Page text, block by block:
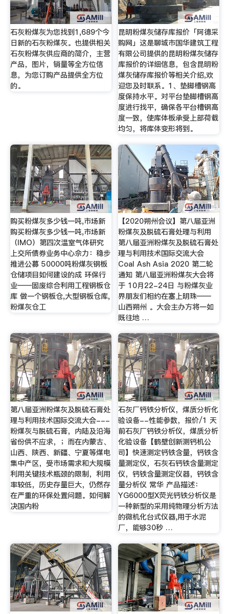
石灰粉煤灰为您找到1,689个今
日新的石灰粉煤灰。也提供相关
石灰粉煤灰供应商的简介，主营
产品，图片，销量等全方位信
息，为您订购产品提供全方位
的。
昆明粉煤灰储存库报价「阿德采
购网」这是聊城市国华建筑工程
有限公司提供的昆明粉煤灰储存
库报价的详细信息，包含昆明粉
煤灰储存库报价等相关介绍,欢
迎您及时联系。1、垫脚槽钢高
度保持水平。对平台垫脚槽钢高
度进行找平，确保各平台槽钢高
度一致，使库体板承受上部荷载
均匀，将库体变形将到。
购买粉煤灰多少钱一吨,市场新
购买粉煤灰多少钱一吨,市场新
（IMO）第四次温室气体研究
上交所债券业务中心佘力：稳步
推进公募 50000吨粉煤灰钢板
仓储项目如何建设的成 环保行
业——固废综合利用工程钢板仓
库 做一个钢板仓,大型钢板仓库,
粉煤灰仓工
【2020朔州会议】第八届亚洲
粉煤灰及脱硫石膏处理与利用
第八届亚洲粉煤灰及脱硫石膏处
理与利用技术国际交流大会
Coal Ash Asia 2020 第二轮
通知 第八届亚洲粉煤灰大会将
于 10月22-24日 与粉煤灰业
界朋友们相约在塞上明珠——
山西朔州 。大会主办方将一如
既往地 …
第八届亚洲粉煤灰及脱硫石膏处
理与利用技术国际交流大会---
粉煤灰与脱硫石膏，内陆及沿海
省份供不应求，；而在内蒙古、
山西、陕西、新疆、宁夏等煤电
集中产区，受市场需求和大规模
利用关键技术瓶颈的限制，利用
率较低，历史存量巨大，仍然存
在严重的环保处置问题。如何解
决国内粉
石灰厂钙铁分析仪，煤质分析化
验设备--性能参数，报价/1 天
前石灰厂钙铁分析仪，煤质分析
化验设备【鹤壁创新测钙机公
司】快速测定钙铁含量，钙铁含
量测定仪，石灰石钙铁含量测定
仪，钙铁含量测定仪器，钙铁含
量分析仪 常华 产品描述：
YG6000型X荧光钙铁分析仪是
一种新型的采用纯物理分析方法
的微机化台式仪器,用于水泥
厂，能够30秒 …